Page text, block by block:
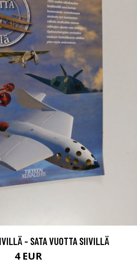
- SATA VUOTTA SIIVILLÄ
4 EUR